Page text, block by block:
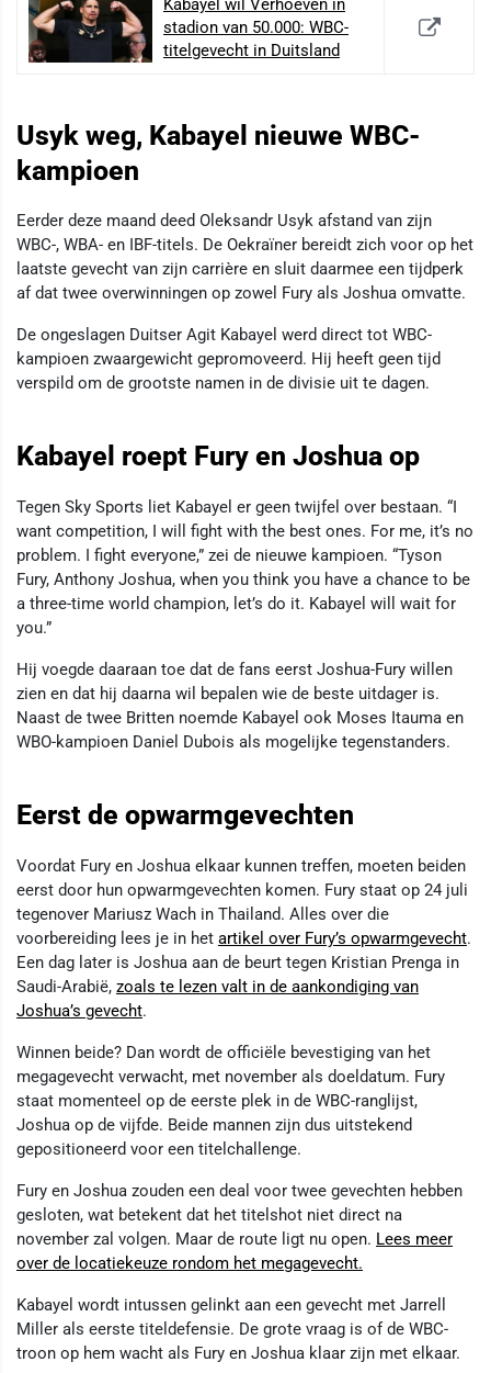
Kabayel wil Verhoeven in
stadion van 50.000: WBC-
titelgevecht in Duitsland
Usyk weg, Kabayel nieuwe WBC-
kampioen
Eerder deze maand deed Oleksandr Usyk afstand van zijn
WBC-, WBA- en IBF-titels. De Oekraïner bereidt zich voor op het
laatste gevecht van zijn carrière en sluit daarmee een tijdperk
af dat twee overwinningen op zowel Fury als Joshua omvatte.
De ongeslagen Duitser Agit Kabayel werd direct tot WBC-
kampioen zwaargewicht gepromoveerd. Hij heeft geen tijd
verspild om de grootste namen in de divisie uit te dagen.
Kabayel roept Fury en Joshua op
Tegen Sky Sports liet Kabayel er geen twijfel over bestaan. “I
want competition, I will fight with the best ones. For me, it’s no
problem. I fight everyone,” zei de nieuwe kampioen. “Tyson
Fury, Anthony Joshua, when you think you have a chance to be
a three-time world champion, let’s do it. Kabayel will wait for
you.”
Hij voegde daaraan toe dat de fans eerst Joshua-Fury willen
zien en dat hij daarna wil bepalen wie de beste uitdager is.
Naast de twee Britten noemde Kabayel ook Moses Itauma en
WBO-kampioen Daniel Dubois als mogelijke tegenstanders.
Eerst de opwarmgevechten
Voordat Fury en Joshua elkaar kunnen treffen, moeten beiden
eerst door hun opwarmgevechten komen. Fury staat op 24 juli
tegenover Mariusz Wach in Thailand. Alles over die
voorbereiding lees je in het artikel over Fury’s opwarmgevecht.
Een dag later is Joshua aan de beurt tegen Kristian Prenga in
Saudi-Arabië, zoals te lezen valt in de aankondiging van
Joshua’s gevecht.
Winnen beide? Dan wordt de officiële bevestiging van het
megagevecht verwacht, met november als doeldatum. Fury
staat momenteel op de eerste plek in de WBC-ranglijst,
Joshua op de vijfde. Beide mannen zijn dus uitstekend
gepositioneerd voor een titelchallenge.
Fury en Joshua zouden een deal voor twee gevechten hebben
gesloten, wat betekent dat het titelshot niet direct na
november zal volgen. Maar de route ligt nu open. Lees meer
over de locatiekeuze rondom het megagevecht.
Kabayel wordt intussen gelinkt aan een gevecht met Jarrell
Miller als eerste titeldefensie. De grote vraag is of de WBC-
troon op hem wacht als Fury en Joshua klaar zijn met elkaar.